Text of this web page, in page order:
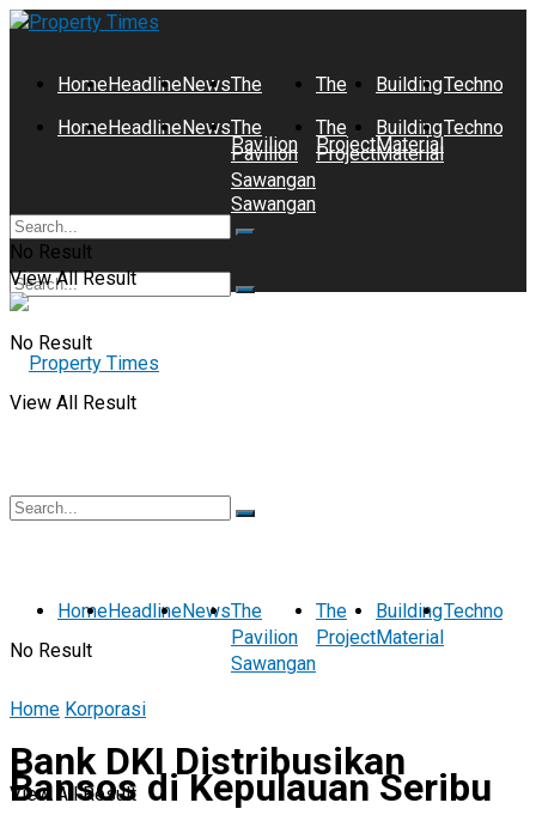
HomeHeadlineNewsThe
Pavilion
Sawangan
The
Project
Building
Material
No Result
View All Result
HomeHeadlineNewsThe
Pavilion
Sawangan
The
Project
Building
Material
No Result
View All Result
No Result
View All Result
HomeHeadlineNewsThe
Pavilion
Sawangan
The
Project
Building
Material
Home Korporasi
Bank DKI Distribusikan
Bansos di Kepulauan Seribu